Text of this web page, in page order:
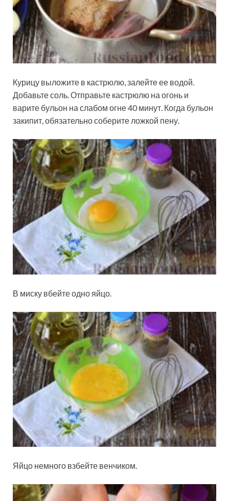
Курицу выложите в кастрюлю, залейте ее водой.
Добавьте соль. Отправьте кастрюлю на огонь и
варите бульон на слабом огне 40 минут. Когда бульон
закипит, обязательно соберите ложкой пену.
В миску вбейте одно яйцо.
Яйцо немного взбейте венчиком.